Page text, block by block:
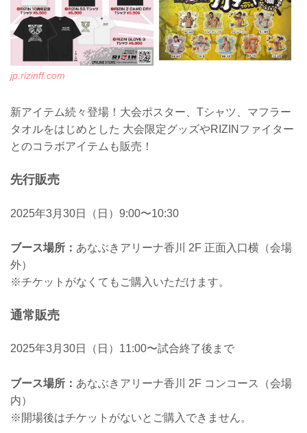
jp.rizinff.com
新アイテム続々登場！大会ポスター、Tシャツ、マフラー
タオルをはじめとした 大会限定グッズやRIZINファイター
とのコラボアイテムも販売！
先行販売
2025年3月30日（日）9:00〜10:30
ブース場所： あなぶきアリーナ香川 2F 正面入口横（会場
外）
※チケットがなくてもご購入いただけます。
通常販売
2025年3月30日（日）11:00〜試合終了後まで
ブース場所： あなぶきアリーナ香川 2F コンコース（会場
内）
※開場後はチケットがないとご購入できません。